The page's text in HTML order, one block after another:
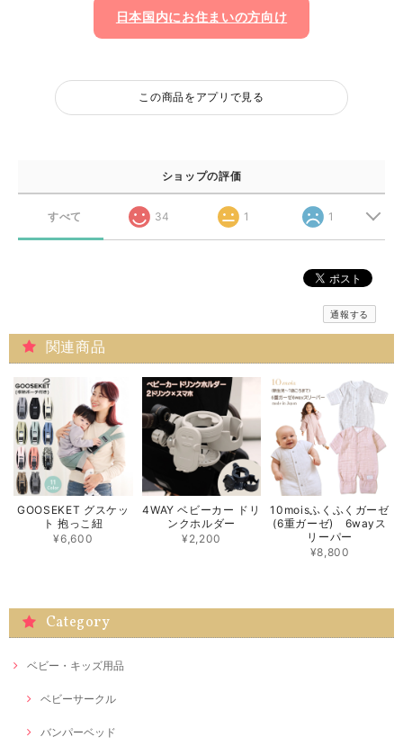
日本国内にお住まいの方向け
この商品をアプリで見る
ショップの評価
すべて 34 1 1
通報する
関連商品
GOOSEKET グスケッ
ト 抱っこ紐
¥6,600
4WAY ベビーカー ドリ
ンクホルダー
¥2,200
10moisふくふくガーゼ
(6重ガーゼ) 6wayス
リーパー
¥8,800
Category
ベビー・キッズ用品
ベビーサークル
バンパーベッド